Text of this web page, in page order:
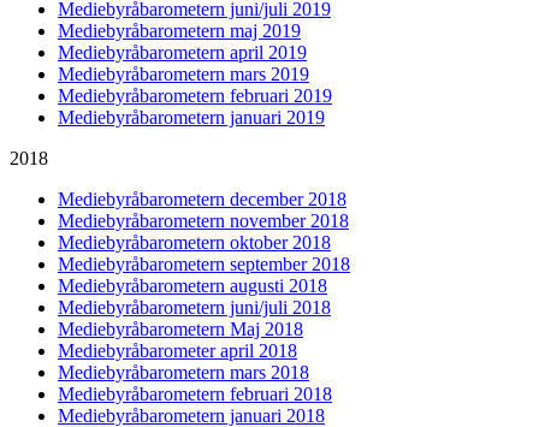
Mediebyråbarometern juni/juli 2019
Mediebyråbarometern maj 2019
Mediebyråbarometern april 2019
Mediebyråbarometern mars 2019
Mediebyråbarometern februari 2019
Mediebyråbarometern januari 2019
2018
Mediebyråbarometern december 2018
Mediebyråbarometern november 2018
Mediebyråbarometern oktober 2018
Mediebyråbarometern september 2018
Mediebyråbarometern augusti 2018
Mediebyråbarometern juni/juli 2018
Mediebyråbarometern Maj 2018
Mediebyråbarometer april 2018
Mediebyråbarometern mars 2018
Mediebyråbarometern februari 2018
Mediebyråbarometern januari 2018